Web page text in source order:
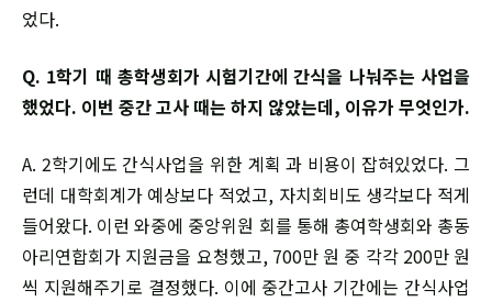
었다.
Q. 1학기 때 총학생회가 시험기간에 간식을 나눠주는 사업을
했었다. 이번 중간 고사 때는 하지 않았는데, 이유가 무엇인가.
A. 2학기에도 간식사업을 위한 계획 과 비용이 잡혀있었다. 그
런데 대학회계가 예상보다 적었고, 자치회비도 생각보다 적게
들어왔다. 이런 와중에 중앙위원 회를 통해 총여학생회와 총동
아리연합회가 지원금을 요청했고, 700만 원 중 각각 200만 원
씩 지원해주기로 결정했다. 이에 중간고사 기간에는 간식사업